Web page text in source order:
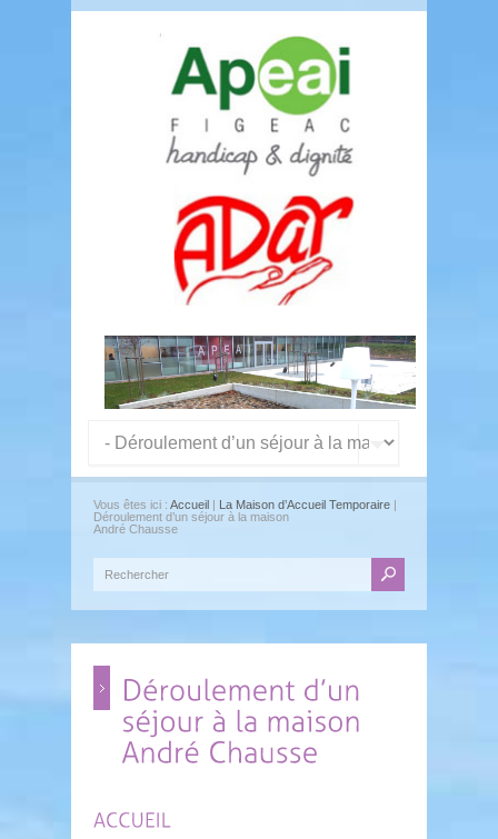
Vous êtes ici : Accueil La Maison d’Accueil Temporaire
Déroulement d’un séjour à la maison
André Chausse